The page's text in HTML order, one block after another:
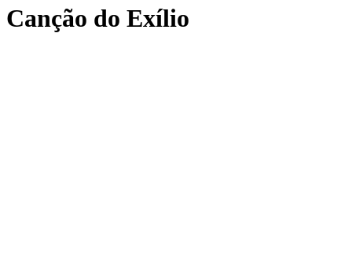
Canção do Exílio